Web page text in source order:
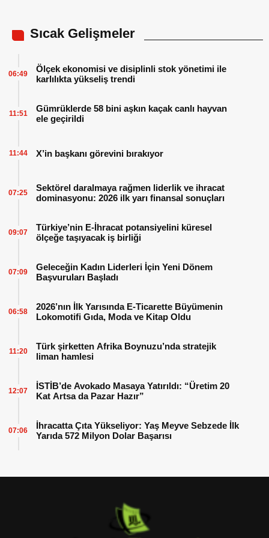
Sıcak Gelişmeler
Ölçek ekonomisi ve disiplinli stok yönetimi ile
karlılıkta yükseliş trendi
06:49
Gümrüklerde 58 bini aşkın kaçak canlı hayvan
ele geçirildi
11:51
X’in başkanı görevini bırakıyor
11:44
Sektörel daralmaya rağmen liderlik ve ihracat
dominasyonu: 2026 ilk yarı finansal sonuçları
07:25
Türkiye’nin E-İhracat potansiyelini küresel
ölçeğe taşıyacak iş birliği
09:07
Geleceğin Kadın Liderleri İçin Yeni Dönem
Başvuruları Başladı
07:09
2026’nın İlk Yarısında E-Ticarette Büyümenin
Lokomotifi Gıda, Moda ve Kitap Oldu
06:58
Türk şirketten Afrika Boynuzu’nda stratejik
liman hamlesi
11:20
İSTİB’de Avokado Masaya Yatırıldı: “Üretim 20
Kat Artsa da Pazar Hazır”
12:07
İhracatta Çıta Yükseliyor: Yaş Meyve Sebzede İlk
Yarıda 572 Milyon Dolar Başarısı
07:06